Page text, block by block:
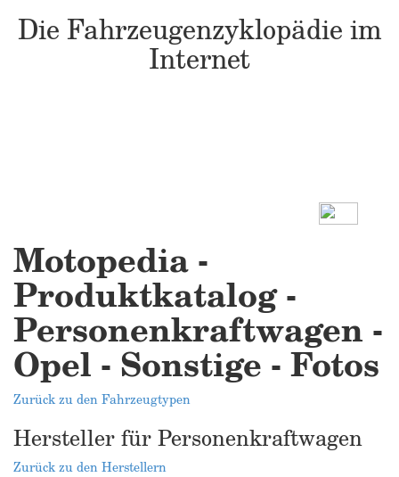
Die Fahrzeugenzyklopädie im
Internet
Motopedia -
Produktkatalog -
Personenkraftwagen -
Opel - Sonstige - Fotos
Zurück zu den Fahrzeugtypen
Hersteller für Personenkraftwagen
Zurück zu den Herstellern